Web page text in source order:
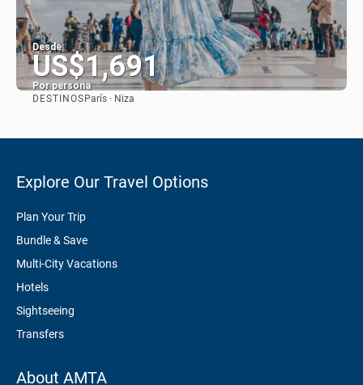
Desde
US$1,691
Por persona
DESTINOS París · Niza
Explore Our Travel Options
Plan Your Trip
Bundle & Save
Multi-City Vacations
Hotels
Sightseeing
Transfers
About AMTA